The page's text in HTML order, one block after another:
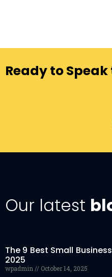
Ready to
Our latest
The 9 Best Small
2025
wpadmin October 14, 2025